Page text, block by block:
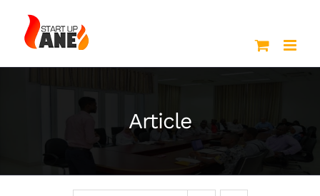
contenu
Article